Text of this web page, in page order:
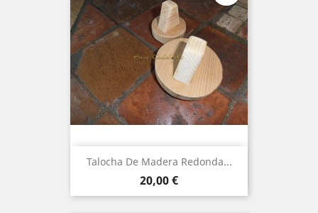
Talocha De Madera Redonda...
Precio
20,00 €